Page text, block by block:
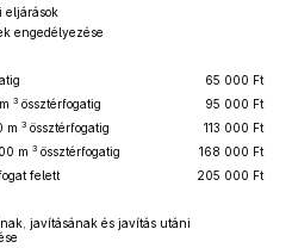
eljárások
engedélyezése
65 000 Ft
3össztérfogatig
95 000 Ft
m 3össztérfogatig
113 000 Ft
m 3össztérfogatig
168 000 Ft
felett 205 000 Ft
javításának és javítás utáni